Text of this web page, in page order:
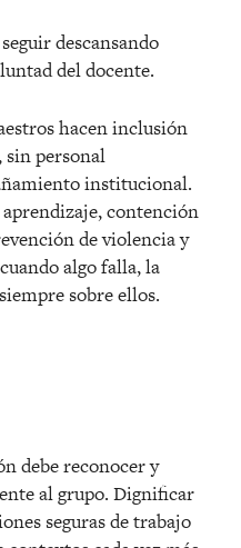
descansando
del docente.
hacen inclusión
personal
institucional.
contención
de violencia y
algo falla, la
sobre ellos.
debe reconocer y
al grupo. Dignificar
seguras de trabajo